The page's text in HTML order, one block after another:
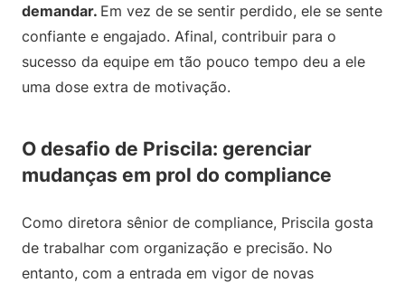
demandar. Em vez de se sentir perdido, ele se sente
confiante e engajado. Afinal, contribuir para o
sucesso da equipe em tão pouco tempo deu a ele
uma dose extra de motivação.
O desafio de Priscila: gerenciar
mudanças em prol do compliance
Como diretora sênior de compliance, Priscila gosta
de trabalhar com organização e precisão. No
entanto, com a entrada em vigor de novas